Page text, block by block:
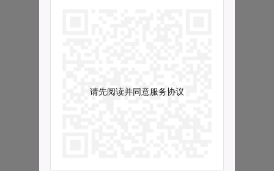
请先阅读并同意服务协议